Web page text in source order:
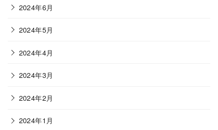
2024年6月
2024年5月
2024年4月
2024年3月
2024年2月
2024年1月